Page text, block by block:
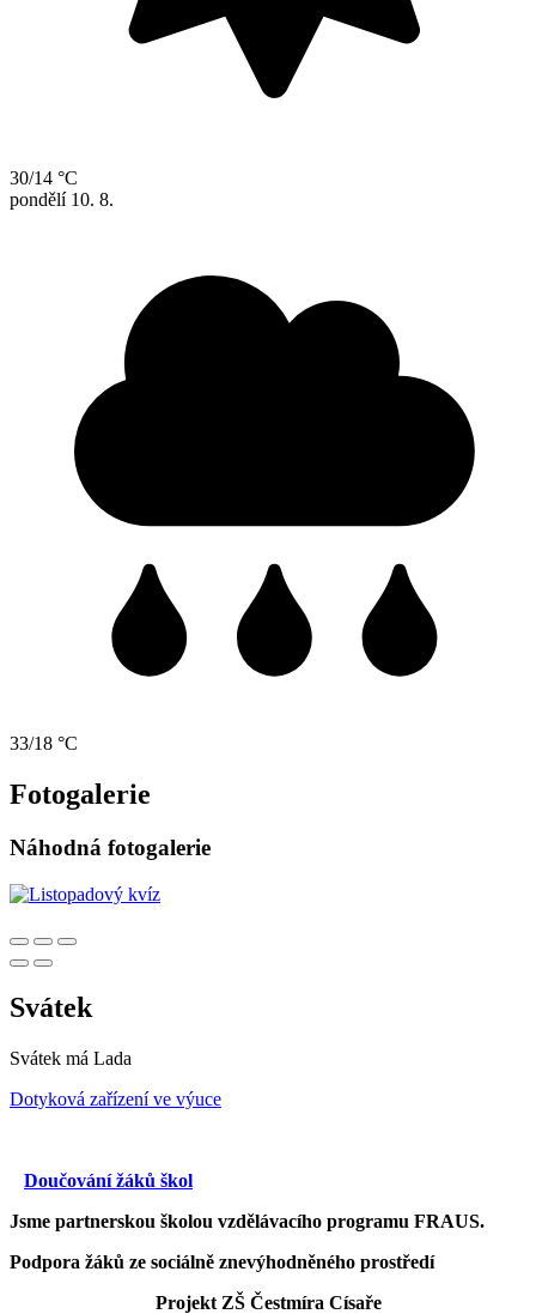
30/14 °C
pondělí 10. 8.
33/18 °C
Fotogalerie
Náhodná fotogalerie
Svátek
Svátek má Lada
Dotyková zařízení ve výuce
Doučování žáků škol
Jsme partnerskou školou vzdělávacího programu FRAUS.
Podpora žáků ze sociálně znevýhodněného prostředí
Projekt ZŠ Čestmíra Císaře